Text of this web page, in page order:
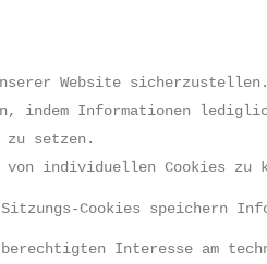
Website
Informationen
zu setzen.
von individuellen Cookies
Cookies speichern
berechtigten